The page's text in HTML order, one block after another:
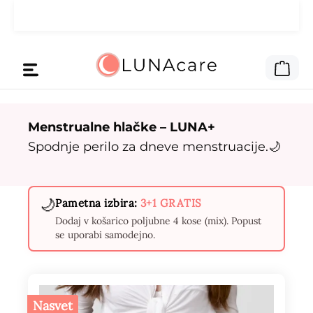
Menstrualne hlačke – LUNA+
Spodnje perilo za dneve menstruacije.🌙
🌙Pametna izbira: 3+1 GRATIS
Dodaj v košarico poljubne 4 kose (mix). Popust
se uporabi samodejno.
Nasvet